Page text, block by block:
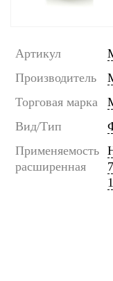
Артикул
Производитель
Торговая марка
Вид/Тип
Применяемость
расширенная